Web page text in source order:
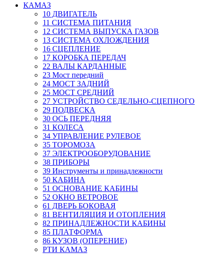
КАМАЗ
10 ДВИГАТЕЛЬ
11 СИСТЕМА ПИТАНИЯ
12 СИСТЕМА ВЫПУСКА ГАЗОВ
13 СИСТЕМА ОХЛОЖДЕНИЯ
16 СЦЕПЛЕНИЕ
17 КОРОБКА ПЕРЕДАЧ
22 ВАЛЫ КАРДАННЫЕ
23 Мост передний
24 МОСТ ЗАДНИЙ
25 МОСТ СРЕДНИЙ
27 УСТРОЙСТВО СЕДЕЛЬНО-СЦЕПНОГО
29 ПОДВЕСКА
30 ОСЬ ПЕРЕДНЯЯ
31 КОЛЕСА
34 УПРАВЛЕНИЕ РУЛЕВОЕ
35 ТОРОМОЗА
37 ЭЛЕКТРООБОРУДОВАНИЕ
38 ПРИБОРЫ
39 Инструменты и принадлежности
50 КАБИНА
51 ОСНОВАНИЕ КАБИНЫ
52 ОКНО ВЕТРОВОЕ
61 ДВЕРЬ БОКОВАЯ
81 ВЕНТИЛЯЦИЯ И ОТОПЛЕНИЯ
82 ПРИНАДЛЕЖНОСТИ КАБИНЫ
85 ПЛАТФОРМА
86 КУЗОВ (ОПЕРЕНИЕ)
РТИ КАМАЗ